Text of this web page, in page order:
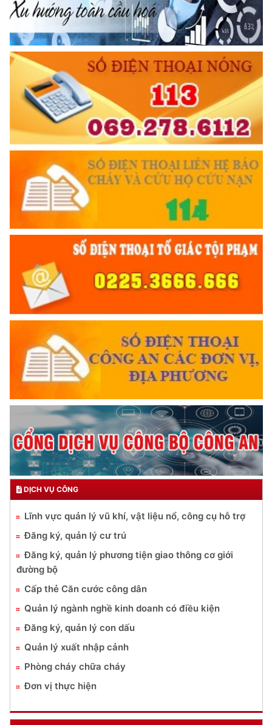
DỊCH VỤ CÔNG
Lĩnh vực quản lý vũ khí, vật liệu nổ, công cụ hỗ trợ
Đăng ký, quản lý cư trú
Đăng ký, quản lý phương tiện giao thông cơ giới
đường bộ
Cấp thẻ Căn cước công dân
Quản lý ngành nghề kinh doanh có điều kiện
Đăng ký, quản lý con dấu
Quản lý xuất nhập cảnh
Phòng cháy chữa cháy
Đơn vị thực hiện